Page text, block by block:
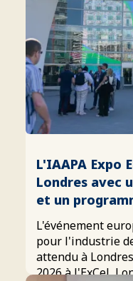
L'IAAPA Expo
Londres avec
et un
L'événement
pour l'industrie
attendu à
2026 à l'ExCeL